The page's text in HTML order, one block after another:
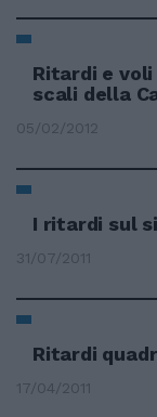
Ritardi e
scali della
05/02/2012
I ritardi sul
31/07/2011
Ritardi
17/04/2011